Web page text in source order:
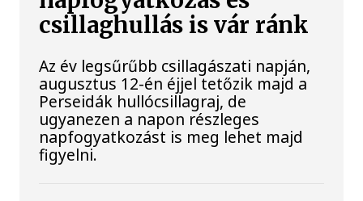
csillaghullás is vár ránk
Az év legsűrűbb csillagászati napján,
augusztus 12-én éjjel tetőzik majd a
Perseidák hullócsillagraj, de
ugyanezen a napon részleges
napfogyatkozást is meg lehet majd
figyelni.